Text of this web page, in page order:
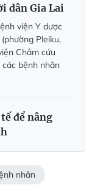
dân Gia Lai
viện Y dược
Pleiku,
Châm cứu
bệnh nhân
để nâng
nhân